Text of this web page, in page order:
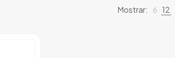
Mostrar: 6 12